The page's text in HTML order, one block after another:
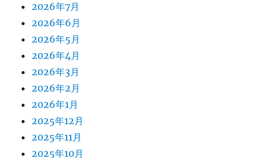
2026年7月
2026年6月
2026年5月
2026年4月
2026年3月
2026年2月
2026年1月
2025年12月
2025年11月
2025年10月